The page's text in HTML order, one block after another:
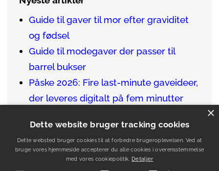
Guide til gaver til mor efter graviditet
og fødsel
Guide til modegaver der passer til
barrel bukser
Påske 2026: Fire last-minute gaveideer,
der leveres digitalt på fem minutter
vinentusiast
Guide til gaver der passer til venner i
udlandet
Dette website bruger tracking cookies
Dette websted bruger cookies til at forbedre brugeroplevelsen. Ved at
bruge vores hjemmeside accepterer du alle cookies i overensstemmelse
med vores cookiepolitik. Detaljer
×